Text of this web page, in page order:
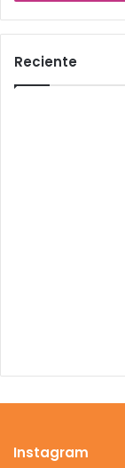
Reciente
Instagram